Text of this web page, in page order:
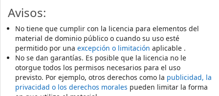
Avisos:
No tiene que cumplir con la licencia para elementos del
material de dominio público o cuando su uso esté
permitido por una excepción o limitación aplicable .
No se dan garantías. Es posible que la licencia no le
otorgue todos los permisos necesarios para el uso
previsto. Por ejemplo, otros derechos como la publicidad, la
privacidad o los derechos morales pueden limitar la forma